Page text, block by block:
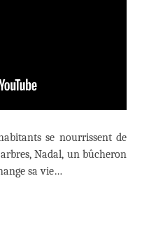
se nourrissent de
Nadal, un bûcheron
sa vie…